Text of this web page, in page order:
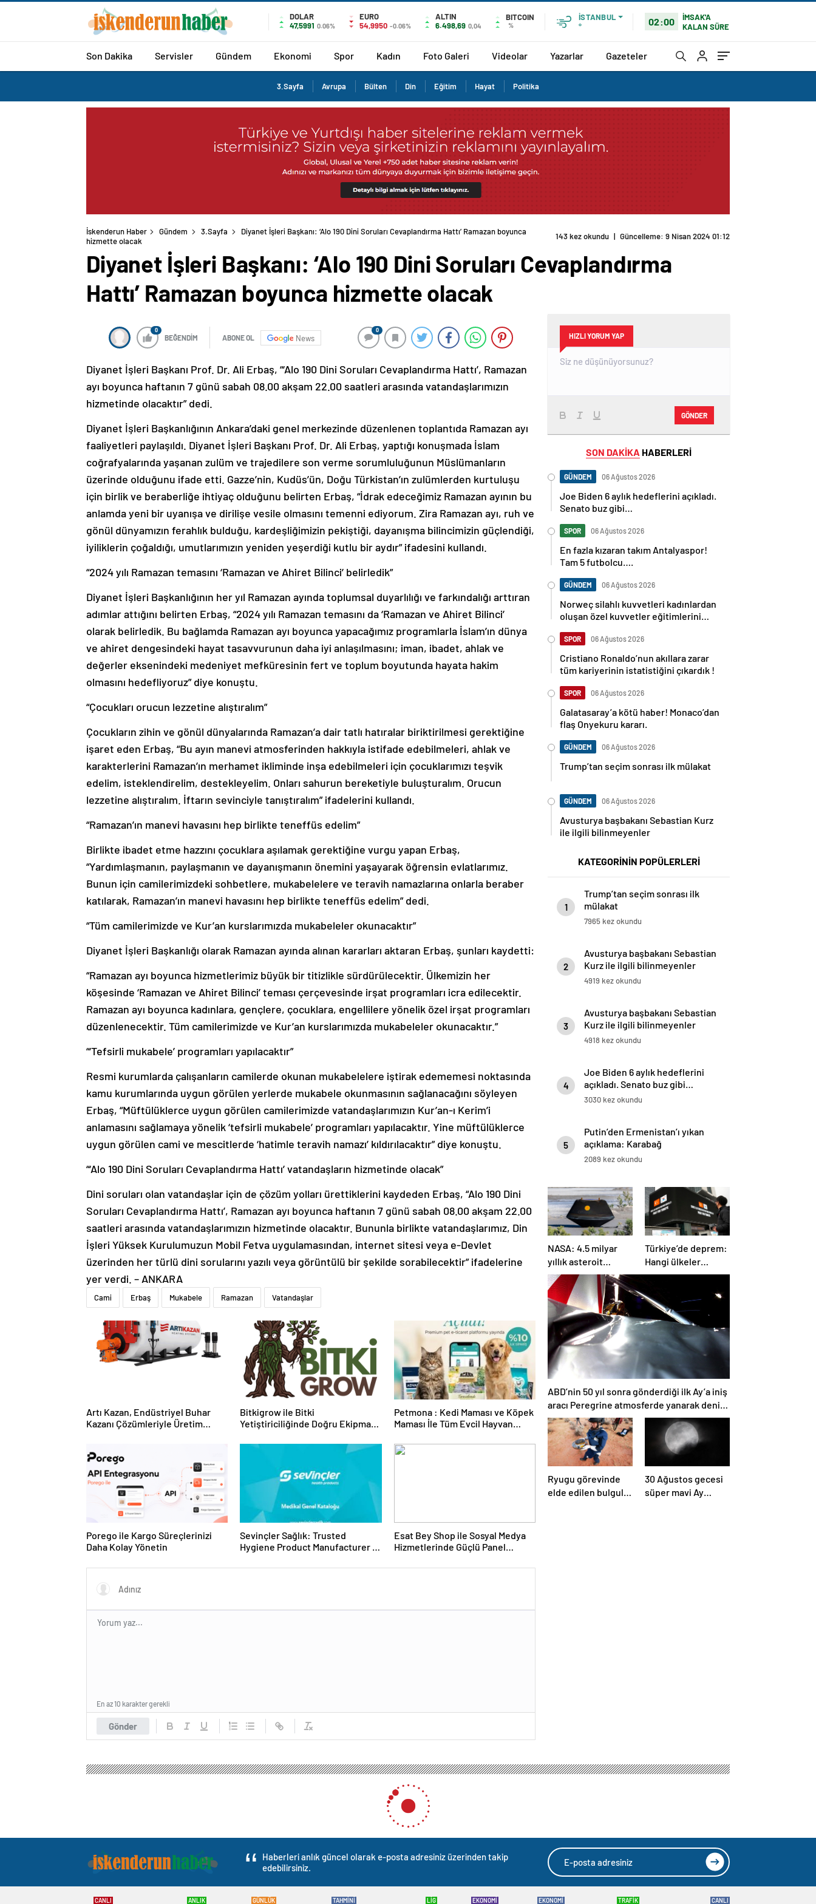
DOLAR
47,5991 0.06%
EURO
54,9950 -0.06%
ALTIN
6.498,69 0,04
BITCOIN
%
İSTANBUL
°
02:00
İMSAK'A
KALAN SÜRE
Son Dakika Servisler Gündem Ekonomi Spor Kadın Foto Galeri Videolar Yazarlar Gazeteler
3.Sayfa Avrupa Bülten Din Eğitim Hayat Politika
İskenderun Haber Gündem 3.Sayfa
Diyanet İşleri Başkanı: ‘Alo 190 Dini Soruları Cevaplandırma Hattı’ Ramazan boyunca
hizmette olacak
143 kez okundu | Güncelleme: 9 Nisan 2024 01:12
Diyanet İşleri Başkanı: ‘Alo 190 Dini Soruları Cevaplandırma
Hattı’ Ramazan boyunca hizmette olacak
0
BEĞENDİM ABONE OL News
0
Diyanet İşleri Başkanı Prof. Dr. Ali Erbaş, “‘Alo 190 Dini Soruları Cevaplandırma Hattı’, Ramazan
ayı boyunca haftanın 7 günü sabah 08.00 akşam 22.00 saatleri arasında vatandaşlarımızın
hizmetinde olacaktır” dedi.
Diyanet İşleri Başkanlığının Ankara’daki genel merkezinde düzenlenen toplantıda Ramazan ayı
faaliyetleri paylaşıldı. Diyanet İşleri Başkanı Prof. Dr. Ali Erbaş, yaptığı konuşmada İslam
coğrafyalarında yaşanan zulüm ve trajedilere son verme sorumluluğunun Müslümanların
üzerinde olduğunu ifade etti. Gazze’nin, Kudüs’ün, Doğu Türkistan’ın zulümlerden kurtuluşu
için birlik ve beraberliğe ihtiyaç olduğunu belirten Erbaş, “İdrak edeceğimiz Ramazan ayının bu
anlamda yeni bir uyanışa ve dirilişe vesile olmasını temenni ediyorum. Zira Ramazan ayı, ruh ve
gönül dünyamızın ferahlık bulduğu, kardeşliğimizin pekiştiği, dayanışma bilincimizin güçlendiği,
iyiliklerin çoğaldığı, umutlarımızın yeniden yeşerdiği kutlu bir aydır” ifadesini kullandı.
“2024 yılı Ramazan temasını ‘Ramazan ve Ahiret Bilinci’ belirledik”
Diyanet İşleri Başkanlığının her yıl Ramazan ayında toplumsal duyarlılığı ve farkındalığı arttıran
adımlar attığını belirten Erbaş, “2024 yılı Ramazan temasını da ‘Ramazan ve Ahiret Bilinci’
olarak belirledik. Bu bağlamda Ramazan ayı boyunca yapacağımız programlarla İslam’ın dünya
ve ahiret dengesindeki hayat tasavvurunun daha iyi anlaşılmasını; iman, ibadet, ahlak ve
değerler eksenindeki medeniyet mefküresinin fert ve toplum boyutunda hayata hakim
olmasını hedefliyoruz” diye konuştu.
“Çocukları orucun lezzetine alıştıralım”
Çocukların zihin ve gönül dünyalarında Ramazan’a dair tatlı hatıralar biriktirilmesi gerektiğine
işaret eden Erbaş, “Bu ayın manevi atmosferinden hakkıyla istifade edebilmeleri, ahlak ve
karakterlerini Ramazan’ın merhamet ikliminde inşa edebilmeleri için çocuklarımızı teşvik
edelim, isteklendirelim, destekleyelim. Onları sahurun bereketiyle buluşturalım. Orucun
lezzetine alıştıralım. İftarın sevinciyle tanıştıralım” ifadelerini kullandı.
“Ramazan’ın manevi havasını hep birlikte teneffüs edelim”
Birlikte ibadet etme hazzını çocuklara aşılamak gerektiğine vurgu yapan Erbaş,
“Yardımlaşmanın, paylaşmanın ve dayanışmanın önemini yaşayarak öğrensin evlatlarımız.
Bunun için camilerimizdeki sohbetlere, mukabelelere ve teravih namazlarına onlarla beraber
katılarak, Ramazan’ın manevi havasını hep birlikte teneffüs edelim” dedi.
“Tüm camilerimizde ve Kur’an kurslarımızda mukabeleler okunacaktır”
Diyanet İşleri Başkanlığı olarak Ramazan ayında alınan kararları aktaran Erbaş, şunları kaydetti:
“Ramazan ayı boyunca hizmetlerimiz büyük bir titizlikle sürdürülecektir. Ülkemizin her
köşesinde ‘Ramazan ve Ahiret Bilinci’ teması çerçevesinde irşat programları icra edilecektir.
Ramazan ayı boyunca kadınlara, gençlere, çocuklara, engellilere yönelik özel irşat programları
düzenlenecektir. Tüm camilerimizde ve Kur’an kurslarımızda mukabeleler okunacaktır.”
“‘Tefsirli mukabele’ programları yapılacaktır”
Resmi kurumlarda çalışanların camilerde okunan mukabelelere iştirak edememesi noktasında
kamu kurumlarında uygun görülen yerlerde mukabele okunmasının sağlanacağını söyleyen
Erbaş, “Müftülüklerce uygun görülen camilerimizde vatandaşlarımızın Kur’an-ı Kerim’i
anlamasını sağlamaya yönelik ‘tefsirli mukabele’ programları yapılacaktır. Yine müftülüklerce
uygun görülen cami ve mescitlerde ‘hatimle teravih namazı’ kıldırılacaktır” diye konuştu.
“‘Alo 190 Dini Soruları Cevaplandırma Hattı’ vatandaşların hizmetinde olacak”
Dini soruları olan vatandaşlar için de çözüm yolları ürettiklerini kaydeden Erbaş, “Alo 190 Dini
Soruları Cevaplandırma Hattı’, Ramazan ayı boyunca haftanın 7 günü sabah 08.00 akşam 22.00
saatleri arasında vatandaşlarımızın hizmetinde olacaktır. Bununla birlikte vatandaşlarımız, Din
İşleri Yüksek Kurulumuzun Mobil Fetva uygulamasından, internet sitesi veya e-Devlet
üzerinden her türlü dini sorularını yazılı veya görüntülü bir şekilde sorabilecektir” ifadelerine
yer verdi. – ANKARA
Cami Erbaş Mukabele Ramazan Vatandaşlar
Artı Kazan, Endüstriyel Buhar
Kazanı Çözümleriyle Üretim
Bitkigrow ile Bitki
Yetiştiriciliğinde Doğru Ekipman
Petmona : Kedi Maması ve Köpek
Maması İle Tüm Evcil Hayvan
Porego ile Kargo Süreçlerinizi
Daha Kolay Yönetin
Sevinçler Sağlık: Trusted
Hygiene Product Manufacturer in
Esat Bey Shop ile Sosyal Medya
Hizmetlerinde Güçlü Panel
Gönder
En az 10 karakter gerekli
HIZLI YORUM YAP
GÖNDER
SON DAKİKA HABERLERİ
GÜNDEM 06 Ağustos 2026
Joe Biden 6 aylık hedeflerini açıkladı.
Senato buz gibi…
SPOR 06 Ağustos 2026
En fazla kızaran takım Antalyaspor!
Tam 5 futbolcu….
GÜNDEM 06 Ağustos 2026
Norweç silahlı kuvvetleri kadınlardan
oluşan özel kuvvetler eğitimlerini
SPOR 06 Ağustos 2026
Cristiano Ronaldo’nun akıllara zarar
tüm kariyerinin istatistiğini çıkardık !
SPOR 06 Ağustos 2026
Galatasaray’a kötü haber! Monaco’dan
flaş Onyekuru kararı.
GÜNDEM 06 Ağustos 2026
Trump’tan seçim sonrası ilk mülakat
GÜNDEM 06 Ağustos 2026
Avusturya başbakanı Sebastian Kurz
ile ilgili bilinmeyenler
KATEGORİNİN POPÜLERLERİ
1
Trump’tan seçim sonrası ilk
mülakat
7965 kez okundu
2
Avusturya başbakanı Sebastian
Kurz ile ilgili bilinmeyenler
4919 kez okundu
3
Avusturya başbakanı Sebastian
Kurz ile ilgili bilinmeyenler
4918 kez okundu
4
Joe Biden 6 aylık hedeflerini
açıkladı. Senato buz gibi…
3030 kez okundu
5
Putin’den Ermenistan’ı yıkan
açıklama: Karabağ
Azerbaycan’ın ayrılmaz bir
2089 kez okundu
NASA: 4.5 milyar
yıllık asteroit
örnekleri Dünya’ya
getirildi; yaşamın
başlangıcına ışık
tutabilir
Türkiye’de deprem:
Hangi ülkeler
yardım ediyor?
ABD’nin 50 yıl sonra gönderdiği ilk Ay’a iniş
aracı Peregrine atmosferde yanarak denize
düştü
Ryugu görevinde
elde edilen bulgular
30 Ağustos gecesi
süper mavi Ay
Haberleri anlık güncel olarak e-posta adresiniz üzerinden takip
edebilirsiniz.
CANLI ANLIK GÜNLÜK TAHMİNİ LİG EKONOMİ EKONOMİ TRAFİK CANLI